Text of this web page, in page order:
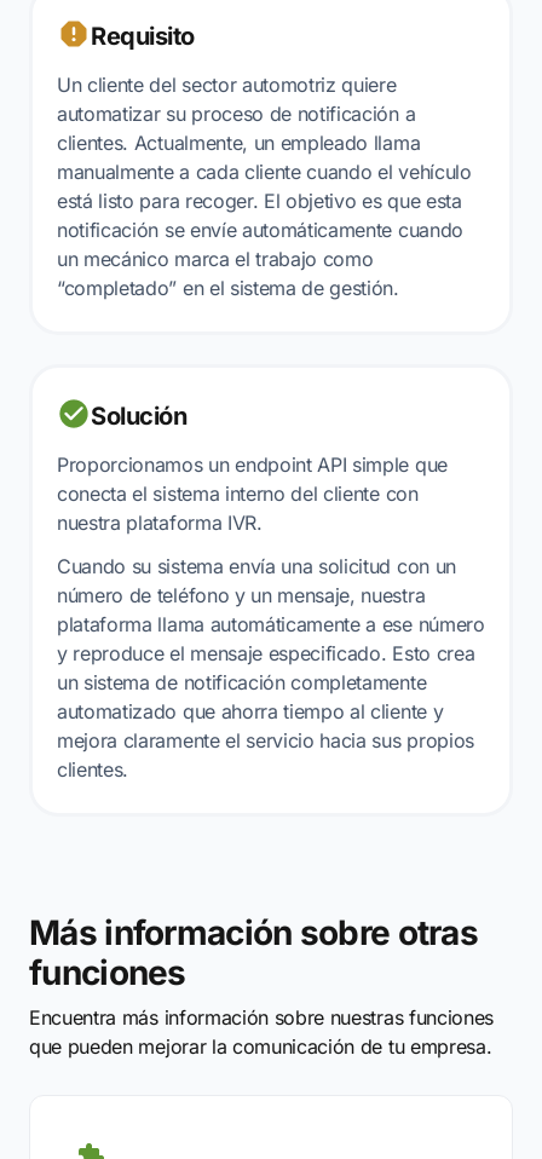
Requisito
Un cliente del sector automotriz quiere
automatizar su proceso de notificación a
clientes. Actualmente, un empleado llama
manualmente a cada cliente cuando el vehículo
está listo para recoger. El objetivo es que esta
notificación se envíe automáticamente cuando
un mecánico marca el trabajo como
“completado” en el sistema de gestión.
Solución
Proporcionamos un endpoint API simple que
conecta el sistema interno del cliente con
nuestra plataforma IVR.
Cuando su sistema envía una solicitud con un
número de teléfono y un mensaje, nuestra
plataforma llama automáticamente a ese número
y reproduce el mensaje especificado. Esto crea
un sistema de notificación completamente
automatizado que ahorra tiempo al cliente y
mejora claramente el servicio hacia sus propios
clientes.
Más información sobre otras
funciones
Encuentra más información sobre nuestras funciones
que pueden mejorar la comunicación de tu empresa.